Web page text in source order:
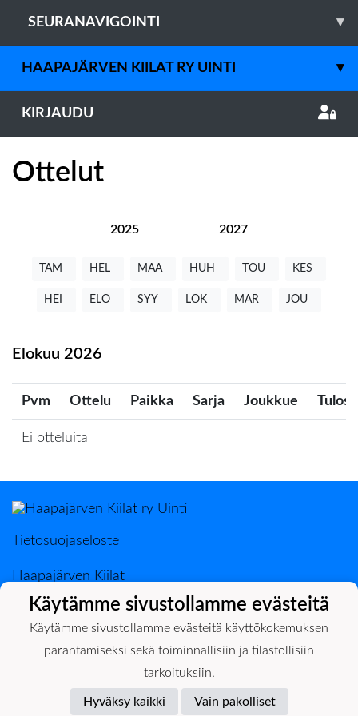
SEURANAVIGOINTI ▾
HAAPAJÄRVEN KIILAT RY UINTI ▾
KIRJAUDU
Ottelut
2025 2027
TAM HEL MAA HUH TOU KES
HEI ELO SYY LOK MAR JOU
Elokuu 2026
Pvm Ottelu Paikka Sarja Joukkue Tulos
Ei otteluita
Tietosuojaseloste
Haapajärven Kiilat
0400-398889 Ilkka Järvenpää
Powered by
Käytämme sivustollamme evästeitä
Käytämme sivustollamme evästeitä käyttökokemuksen
parantamiseksi sekä toiminnallisiin ja tilastollisiin
tarkoituksiin.
Hyväksy kaikki Vain pakolliset